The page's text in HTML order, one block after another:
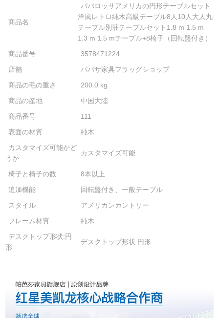
商品名
パバロッサアメリカの円形テーブルセット
洋風レトロ純木高級テーブル8人10人大人丸
テーブル別荘テーブルセット1.8 m 1.5 m
1.3 m 1.5 mテーブル+8椅子（回転盤付き）
商品番号
3578471224
店舗
パバサ家具フラッグショップ
商品の毛の重さ
200.0 kg
商品の産地
中国大陸
商品番号
111
表面の材質
純木
カスタマイズ可能かど
うか
カスタマイズ可能
椅子と椅子の数
8本以上
追加機能
回転盤付き、一般テーブル
スタイル
アメリカンカントリー
フレーム材質
純木
デスクトップ形状:円
形
デスクトップ形状:円形